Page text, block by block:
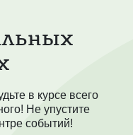
в курсе всего
Не упустите
событий!